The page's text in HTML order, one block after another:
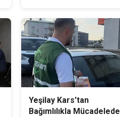
Yeşilay Kars'tan
Bağımlılıkla Mücadelede